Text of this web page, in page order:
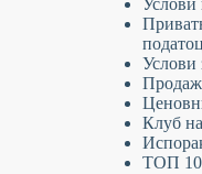
Услови
Услови
Клуб
ТОП 10